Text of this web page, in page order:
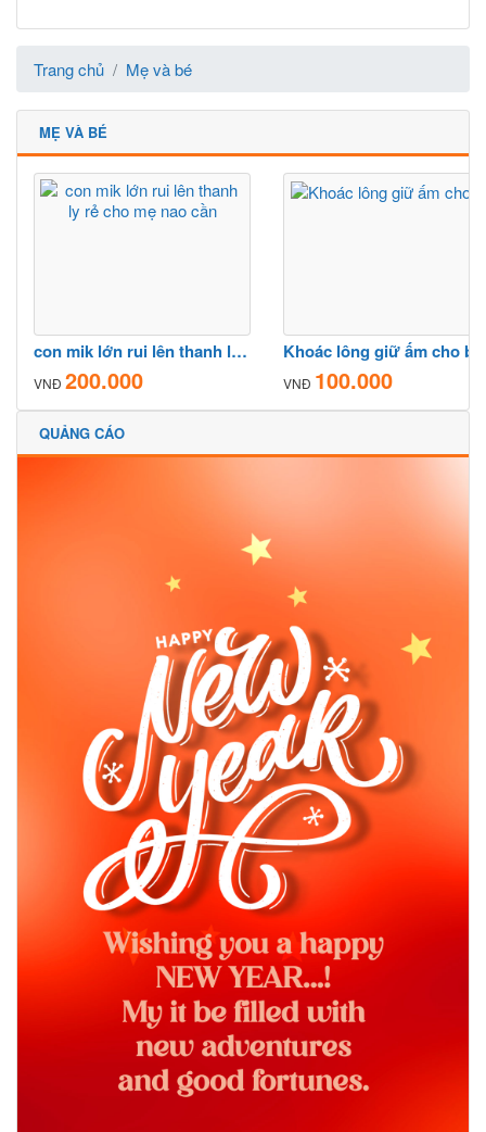
Trang chủ Mẹ và bé
MẸ VÀ BÉ
con mik lớn rui lên thanh ly rẻ cho mẹ nao cần
VNĐ 200.000
Khoác lông giữ ấm cho bé
VNĐ 100.000
QUẢNG CÁO